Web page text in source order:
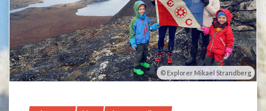
Explorer Mikael Strandberg